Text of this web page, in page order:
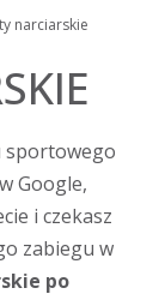
narciarskie
sportowego
Google,
i czekasz
zabiegu w
po